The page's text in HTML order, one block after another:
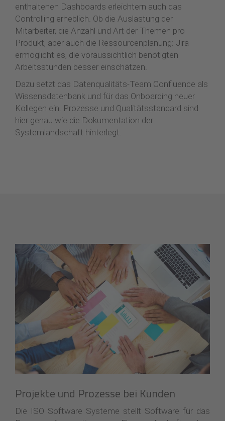
enthaltenen Dashboards erleichtern auch das
Controlling erheblich. Ob die Auslastung der
Mitarbeiter, die Anzahl und Art der Themen pro
Produkt, aber auch die Ressourcenplanung: Jira
ermöglicht es, die voraussichtlich benötigten
Arbeitsstunden besser einschätzen.
Dazu setzt das Datenqualitäts-Team Confluence als
Wissensdatenbank und für das Onboarding neuer
Kollegen ein. Prozesse und Qualitätsstandard sind
hier genau wie die Dokumentation der
Systemlandschaft hinterlegt.
Projekte und Prozesse bei Kunden
Die ISO Software Systeme stellt Software für das